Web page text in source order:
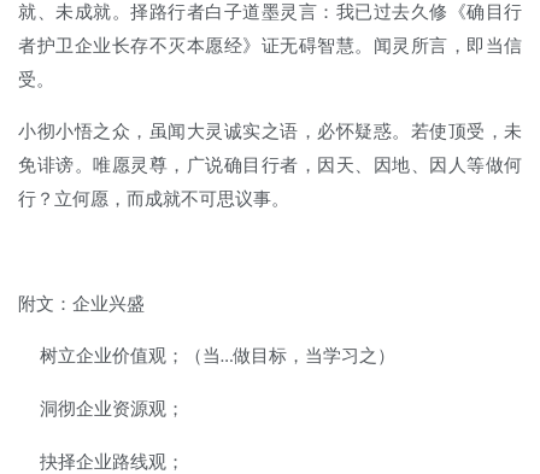
就、未成就。择路行者白子道墨灵言：我已过去久修《确目行
者护卫企业长存不灭本愿经》证无碍智慧。闻灵所言，即当信
受。
小彻小悟之众，虽闻大灵诚实之语，必怀疑惑。若使顶受，未
免诽谤。唯愿灵尊，广说确目行者，因天、因地、因人等做何
行？立何愿，而成就不可思议事。
附文：企业兴盛
树立企业价值观；（当…做目标，当学习之）
洞彻企业资源观；
抉择企业路线观；